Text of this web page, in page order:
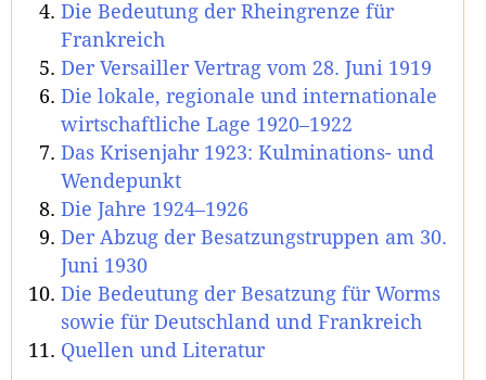
Die Bedeutung der Rheingrenze für
Frankreich
Der Versailler Vertrag vom 28. Juni 1919
Die lokale, regionale und internationale
wirtschaftliche Lage 1920–1922
Das Krisenjahr 1923: Kulminations- und
Wendepunkt
Die Jahre 1924–1926
Der Abzug der Besatzungstruppen am 30.
Juni 1930
Die Bedeutung der Besatzung für Worms
sowie für Deutschland und Frankreich
Quellen und Literatur